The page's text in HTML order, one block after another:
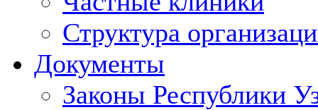
Структура
Документы
Законы Республики